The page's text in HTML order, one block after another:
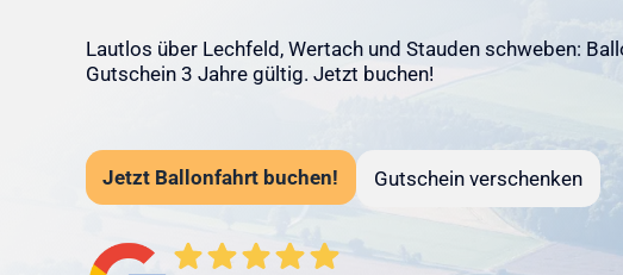
Lautlos über Lechfeld, Wertach und Stauden schweben:
Gutschein 3 Jahre gültig. Jetzt buchen!
Jetzt Ballonfahrt buchen! Gutschein verschenken